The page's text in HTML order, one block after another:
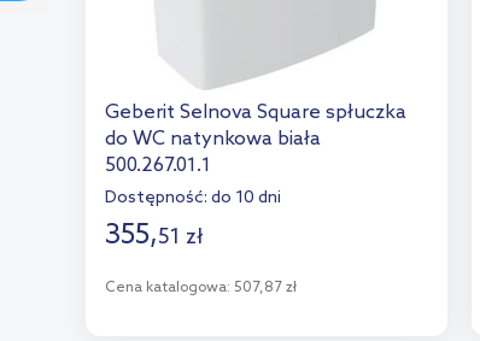
Geberit Selnova Square spłuczka
do WC natynkowa biała
500.267.01.1
Dostępność: do 10 dni
355,51 zł
Cena katalogowa: 507,87 zł